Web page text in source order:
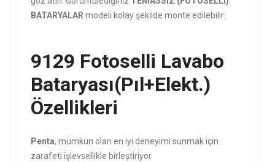
BATARYALAR modeli kolay şekilde monte edilebilir.
9129 Fotoselli Lavabo
Bataryası(Pıl+Elekt.)
Özellikleri
Penta, mümkün olan en iyi deneyimi sunmak için
zarafeti işlevsellikle birleştiriyor.